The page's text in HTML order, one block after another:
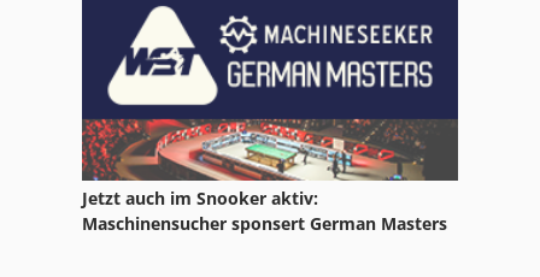
Jetzt auch im Snooker aktiv:
Maschinensucher sponsert German Masters